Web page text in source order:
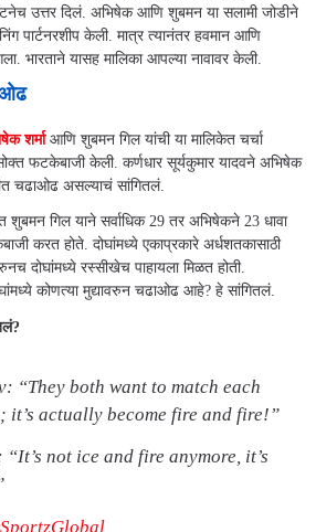
उत्तर दिलं. अभिषेक आणि शुबमन या सलामी जोडीने
पार्टनरशीप केली. मात्र त्यानंतर हवमान आणि
भारताने यासह मालिका आपल्या नावावर केली.
शर्माआणि शुबमन गिल यांची या मालिकेत चर्चा
फटकेबाजी केली. कर्णधार सूर्यकुमार यादवने अभिषेक
चढाओढ असल्याचं सांगितलं.
शुबमन गिल याने सर्वाधिक 29 तर अभिषेकने 23 धावा
करत होते. दोघांमध्ये एकाप्रकारे अर्धशतकासाठी
दोघांमध्ये रस्सीखेच पाहायला मिळत होती.
कोणत्या मुद्यावरुन चढाओढ आहे? हे सांगितलं.
“They both want to match each
it’s actually become fire and fire!”
not ice and fire anymore, it’s